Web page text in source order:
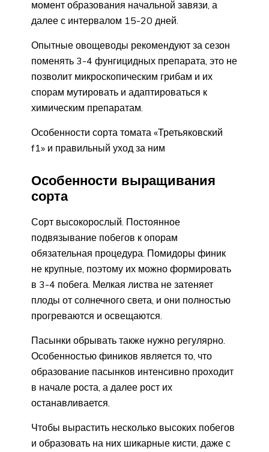
момент образования начальной завязи, а
далее с интервалом 15-20 дней.
Опытные овощеводы рекомендуют за сезон
поменять 3-4 фунгицидных препарата, это не
позволит микроскопическим грибам и их
спорам мутировать и адаптироваться к
химическим препаратам.
Особенности сорта томата «Третьяковский
f1» и правильный уход за ним
Особенности выращивания
сорта
Сорт высокорослый. Постоянное
подвязывание побегов к опорам
обязательная процедура. Помидоры финик
не крупные, поэтому их можно формировать
в 3-4 побега. Мелкая листва не затеняет
плоды от солнечного света, и они полностью
прогреваются и освещаются.
Пасынки обрывать также нужно регулярно.
Особенностью фиников является то, что
образование пасынков интенсивно проходит
в начале роста, а далее рост их
останавливается.
Чтобы вырастить несколько высоких побегов
и образовать на них шикарные кисти, даже с